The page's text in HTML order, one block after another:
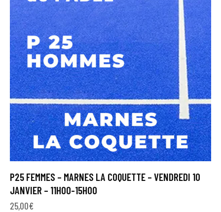
P25 FEMMES – MARNES LA COQUETTE – VENDREDI 10
JANVIER – 11H00-15H00
25,00€